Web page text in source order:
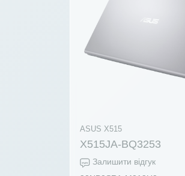
ASUS X515
X515JA-BQ3253
Залишити відгук